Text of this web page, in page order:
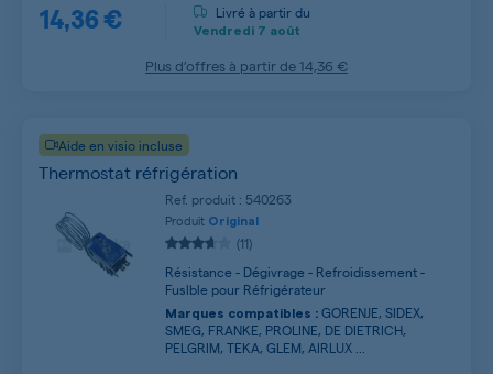
14,36 € Livré à partir du
Vendredi 7 août
Plus d’offres à partir de14,36 €
Aide en visio incluse
Thermostat réfrigération
Ref. produit : 540263
Produit Original
(11)
Résistance - Dégivrage - Refroidissement -
Fuslble pour Réfrigérateur
Marques compatibles : GORENJE, SIDEX,
SMEG, FRANKE, PROLINE, DE DIETRICH,
PELGRIM, TEKA, GLEM, AIRLUX ...